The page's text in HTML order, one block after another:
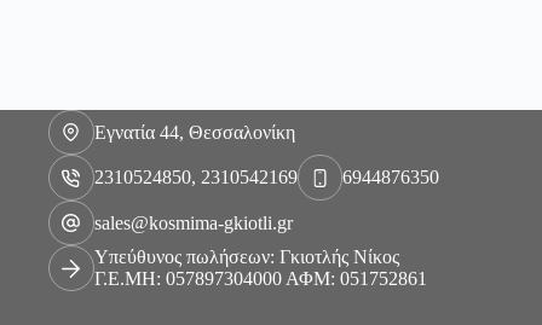
Εγνατία 44, Θεσσαλονίκη
2310524850, 2310542169 6944876350
sales@kosmima-gkiotli.gr
Υπεύθυνος πωλήσεων: Γκιοτλής Νίκος
Γ.Ε.ΜΗ: 057897304000 ΑΦΜ: 051752861